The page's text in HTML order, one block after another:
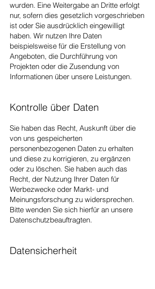
wurden. Eine Weitergabe an Dritte erfolgt
nur, sofern dies gesetzlich vorgeschrieben
ist oder Sie ausdrücklich eingewilligt
haben. Wir nutzen Ihre Daten
beispielsweise für die Erstellung von
Angeboten, die Durchführung von
Projekten oder die Zusendung von
Informationen über unsere Leistungen.
Kontrolle über Daten
Sie haben das Recht, Auskunft über die
von uns gespeicherten
personenbezogenen Daten zu erhalten
und diese zu korrigieren, zu ergänzen
oder zu löschen. Sie haben auch das
Recht, der Nutzung Ihrer Daten für
Werbezwecke oder Markt- und
Meinungsforschung zu widersprechen.
Bitte wenden Sie sich hierfür an unsere
Datenschutzbeauftragten.
Datensicherheit